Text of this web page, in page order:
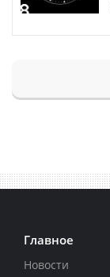
Главное
Новости